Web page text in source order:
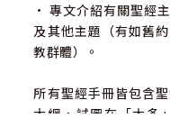
• 專文介紹有關聖經
及其他主題（有如舊
教群體）。
所有聖經手冊皆包含
大綱，試圖在「太多